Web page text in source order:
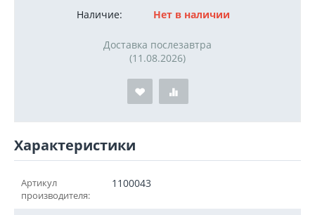
Наличие:
Нет в наличии
Доставка послезавтра
(11.08.2026)
Характеристики
Артикул
производителя:
1100043